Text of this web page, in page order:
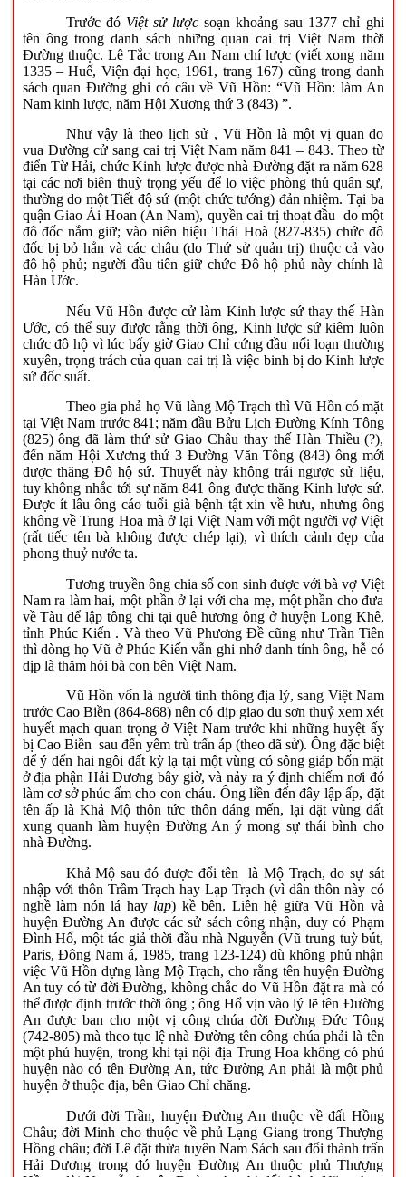
Trước đó Việt sử lượcsoạn khoảng sau 1377 chỉ ghi
tên ông trong danh sách những quan cai trị Việt Nam thời
Đường thuộc. Lê Tắc trong An Nam chí lược (viết xong năm
1335 – Huế, Viện đại học, 1961, trang 167) cũng trong danh
sách quan Đường ghi có câu về Vũ Hồn: “Vũ Hồn: làm An
Nam kinh lược, năm Hội Xương thứ 3 (843) ”.
Như vậy là theo lịch sử , Vũ Hồn là một vị quan do
vua Đường cử sang cai trị Việt Nam năm 841 – 843. Theo từ
điển Từ Hải, chức Kinh lược được nhà Đường đặt ra năm 628
tại các nơi biên thuỳ trọng yếu để lo việc phòng thủ quân sự,
thường do một Tiết độ sứ (một chức tướng) đản nhiệm. Tại ba
quận Giao Ái Hoan (An Nam), quyền cai trị thoạt đầu do một
đô đốc nắm giữ; vào niên hiệu Thái Hoà (827-835) chức đô
đốc bị bỏ hẳn và các châu (do Thứ sử quản trị) thuộc cả vào
đô hộ phủ; người đầu tiên giữ chức Đô hộ phủ này chính là
Hàn Ước.
Nếu Vũ Hồn được cử làm Kinh lược sứ thay thế Hàn
Ước, có thể suy được rằng thời ông, Kinh lược sứ kiêm luôn
chức đô hộ vì lúc bấy giờ Giao Chỉ cứng đầu nổi loạn thường
xuyên, trọng trách của quan cai trị là việc binh bị do Kinh lược
sứ đốc suất.
Theo gia phả họ Vũ làng Mộ Trạch thì Vũ Hồn có mặt
tại Việt Nam trước 841; năm đầu Bửu Lịch Đường Kính Tông
(825) ông đã làm thứ sử Giao Châu thay thế Hàn Thiều (?),
đến năm Hội Xương thứ 3 Đường Văn Tông (843) ông mới
được thăng Đô hộ sứ. Thuyết này không trái ngược sử liệu,
tuy không nhắc tới sự năm 841 ông được thăng Kinh lược sứ.
Được ít lâu ông cáo tuổi già bệnh tật xin về hưu, nhưng ông
không về Trung Hoa mà ở lại Việt Nam với một người vợ Việt
(rất tiếc tên bà không được chép lại), vì thích cảnh đẹp của
phong thuỷ nước ta.
Tương truyền ông chia số con sinh được với bà vợ Việt
Nam ra làm hai, một phần ở lại với cha mẹ, một phần cho đưa
về Tàu để lập tông chi tại quê hương ông ở huyện Long Khê,
tỉnh Phúc Kiến . Và theo Vũ Phương Đề cũng như Trần Tiên
thì dòng họ Vũ ở Phúc Kiến vẫn ghi nhớ danh tính ông, hễ có
dịp là thăm hỏi bà con bên Việt Nam.
Vũ Hồn vốn là người tinh thông địa lý, sang Việt Nam
trước Cao Biền (864-868) nên có dịp giao du sơn thuỷ xem xét
huyết mạch quan trọng ở Việt Nam trước khi những huyệt ấy
bị Cao Biền sau đến yểm trù trấn áp (theo dã sử). Ông đặc biệt
để ý đến hai ngôi đất kỳ lạ tại một vùng có sông giáp bốn mặt
ở địa phận Hải Dương bây giờ, và nảy ra ý định chiếm nơi đó
làm cơ sở phúc ấm cho con cháu. Ông liền đến đây lập ấp, đặt
tên ấp là Khả Mộ thôn tức thôn đáng mến, lại đặt vùng đất
xung quanh làm huyện Đường An ý mong sự thái bình cho
nhà Đường.
Khả Mộ sau đó được đổi tên là Mộ Trạch, do sự sát
nhập với thôn Trầm Trạch hay Lạp Trạch (vì dân thôn này có
nghề làm nón lá hay lạp) kề bên. Liên hệ giữa Vũ Hồn và
huyện Đường An được các sử sách công nhận, duy có Phạm
Đình Hổ, một tác giả thời đầu nhà Nguyễn (Vũ trung tuỳ bút,
Paris, Đông Nam á, 1985, trang 123-124) dù không phủ nhận
việc Vũ Hồn dựng làng Mộ Trạch, cho rằng tên huyện Đường
An tuy có từ đời Đường, không chắc do Vũ Hồn đặt ra mà có
thể được định trước thời ông ; ông Hổ vịn vào lý lẽ tên Đường
An được ban cho một vị công chúa đời Đường Đức Tông
(742-805) mà theo tục lệ nhà Đường tên công chúa phải là tên
một phủ huyện, trong khi tại nội địa Trung Hoa không có phủ
huyện nào có tên Đường An, tức Đường An phải là một phủ
huyện ở thuộc địa, bên Giao Chỉ chăng.
Dưới đời Trần, huyện Đường An thuộc về đất Hồng
Châu; đời Minh cho thuộc về phủ Lạng Giang trong Thượng
Hồng châu; đời Lê đặt thừa tuyên Nam Sách sau đổi thành trấn
Hải Dương trong đó huyện Đường An thuộc phủ Thượng